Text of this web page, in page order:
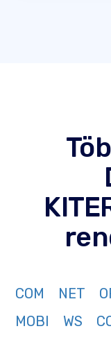
COM NET
MOBI
WS